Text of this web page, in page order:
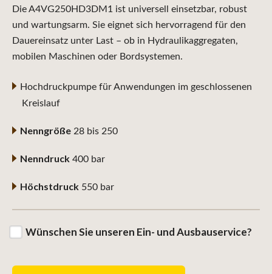
Die A4VG250HD3DM1 ist universell einsetzbar, robust
und wartungsarm. Sie eignet sich hervorragend für den
Dauereinsatz unter Last – ob in Hydraulikaggregaten,
mobilen Maschinen oder Bordsystemen.
Hochdruckpumpe für Anwendungen im geschlossenen
Kreislauf
Nenngröße 28 bis 250
Nenndruck 400 bar
Höchstdruck 550 bar
Wünschen Sie unseren Ein- und Ausbauservice?